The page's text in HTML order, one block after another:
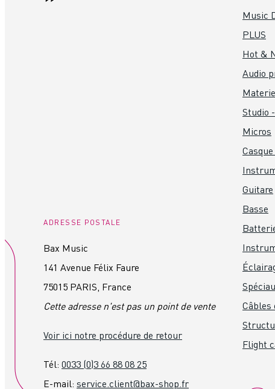
ADRESSE POSTALE
Bax Music
141 Avenue Félix Faure
75015 PARIS, France
Cette adresse n'est pas un point de vente
Voir ici notre procédure de retour
Tél: 0033 (0)3 66 88 08 25
E-mail: service.client@bax-shop.fr
Music
PLUS
Hot &
Audio
Studio
Micros
Guitare
Basse
Flight